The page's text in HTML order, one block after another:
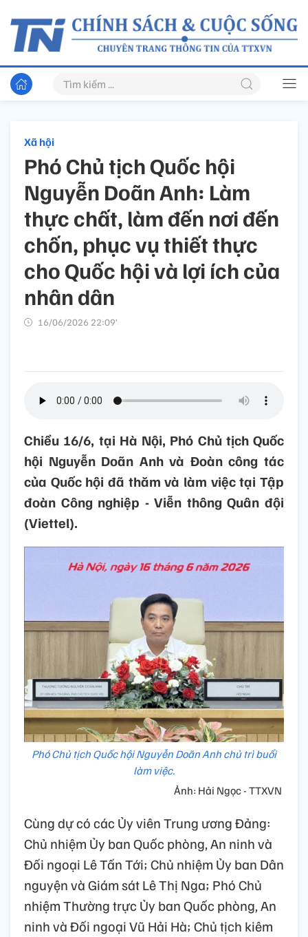
Xã hội
Phó Chủ tịch Quốc hội
Nguyễn Doãn Anh: Làm
thực chất, làm đến nơi đến
chốn, phục vụ thiết thực
cho Quốc hội và lợi ích của
nhân dân
16/06/2026 22:09’
Chiều 16/6, tại Hà Nội, Phó Chủ tịch Quốc
hội Nguyễn Doãn Anh và Đoàn công tác
của Quốc hội đã thăm và làm việc tại Tập
đoàn Công nghiệp - Viễn thông Quân đội
(Viettel).
Phó Chủ tịch Quốc hội Nguyễn Doãn Anh chủ trì buổi
làm việc.
Ảnh: Hải Ngọc - TTXVN
Cùng dự có các Ủy viên Trung ương Đảng:
Chủ nhiệm Ủy ban Quốc phòng, An ninh và
Đối ngoại Lê Tấn Tới; Chủ nhiệm Ủy ban Dân
nguyện và Giám sát Lê Thị Nga; Phó Chủ
nhiệm Thường trực Ủy ban Quốc phòng, An
ninh và Đối ngoại Vũ Hải Hà; Chủ tịch kiêm